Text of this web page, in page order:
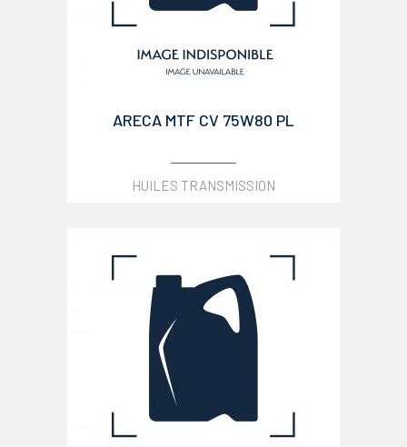
ARECA MTF CV 75W80 PL
HUILES TRANSMISSION